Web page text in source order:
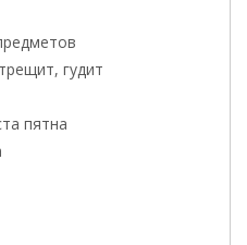
гудит
пятна